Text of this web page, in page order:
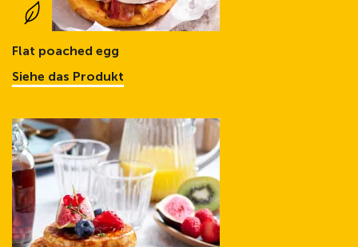
Flat poached egg
Siehe das Produkt